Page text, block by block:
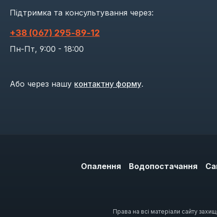
Підтримка та консультування через:
+38 (067) 295‑89‑12
Пн-Пт, 9:00 - 18:00
Або через нашу контактну форму.
Опалення Водопостачання
Права на всі матеріали сайту